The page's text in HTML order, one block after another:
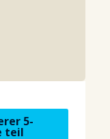
5-
teil